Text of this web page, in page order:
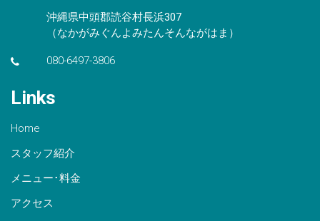
沖縄県中頭郡読谷村長浜307
（なかがみぐんよみたんそんながはま）
080-6497-3806
Links
Home
スタッフ紹介
メニュー･料金
アクセス